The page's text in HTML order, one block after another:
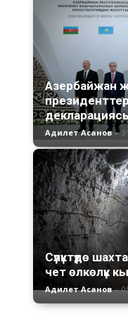
Азербайжан
Адилет Асанов -
Сүлүктүдө
чет өлкөлүк
Адилет Асанов -